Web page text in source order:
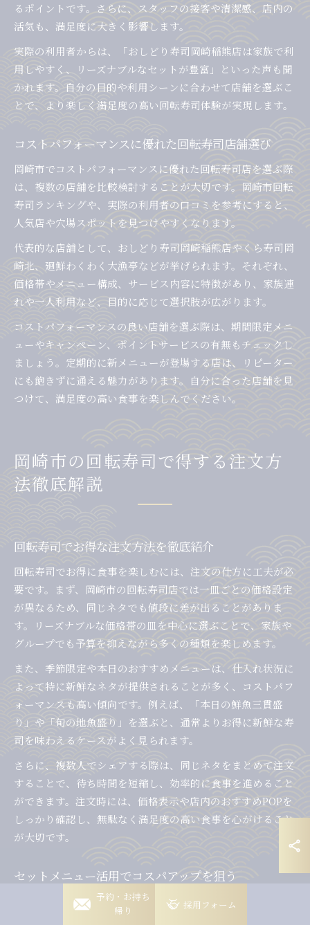
るポイントです。さらに、スタッフの接客や清潔感、店内の
活気も、満足度に大きく影響します。
実際の利用者からは、「おしどり寿司岡崎稲熊店は家族で利
用しやすく、リーズナブルなセットが豊富」といった声も聞
かれます。自分の目的や利用シーンに合わせて店舗を選ぶこ
とで、より楽しく満足度の高い回転寿司体験が実現します。
コストパフォーマンスに優れた回転寿司店舗選び
岡崎市でコストパフォーマンスに優れた回転寿司店を選ぶ際
は、複数の店舗を比較検討することが大切です。岡崎市回転
寿司ランキングや、実際の利用者の口コミを参考にすると、
人気店や穴場スポットを見つけやすくなります。
代表的な店舗として、おしどり寿司岡崎稲熊店やくら寿司岡
崎北、廻鮮わくわく大漁亭などが挙げられます。それぞれ、
価格帯やメニュー構成、サービス内容に特徴があり、家族連
れや一人利用など、目的に応じて選択肢が広がります。
コストパフォーマンスの良い店舗を選ぶ際は、期間限定メニ
ューやキャンペーン、ポイントサービスの有無もチェックし
ましょう。定期的に新メニューが登場する店は、リピーター
にも飽きずに通える魅力があります。自分に合った店舗を見
つけて、満足度の高い食事を楽しんでください。
岡崎市の回転寿司で得する注文方
法徹底解説
回転寿司でお得な注文方法を徹底紹介
回転寿司でお得に食事を楽しむには、注文の仕方に工夫が必
要です。まず、岡崎市の回転寿司店では一皿ごとの価格設定
が異なるため、同じネタでも値段に差が出ることがありま
す。リーズナブルな価格帯の皿を中心に選ぶことで、家族や
グループでも予算を抑えながら多くの種類を楽しめます。
また、季節限定や本日のおすすめメニューは、仕入れ状況に
よって特に新鮮なネタが提供されることが多く、コストパフ
ォーマンスも高い傾向です。例えば、「本日の鮮魚三貫盛
り」や「旬の地魚盛り」を選ぶと、通常よりお得に新鮮な寿
司を味わえるケースがよく見られます。
さらに、複数人でシェアする際は、同じネタをまとめて注文
することで、待ち時間を短縮し、効率的に食事を進めること
ができます。注文時には、価格表示や店内のおすすめPOPを
しっかり確認し、無駄なく満足度の高い食事を心がけること
が大切です。
セットメニュー活用でコスパアップを狙う
岡崎市の回転寿司店では、セットメニューの利用がコストパ
フォーマンス向上に効果的です。セットメニューは、人気ネ
予約・お持ち
帰り
岡崎稲熊店
採用フォーム